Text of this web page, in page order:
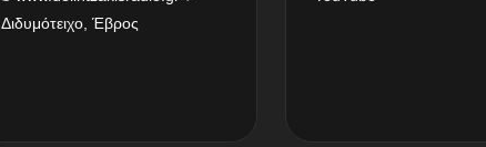
Διδυμότειχο, Έβρος